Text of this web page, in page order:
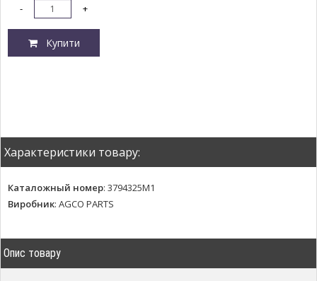
- +
Купити
Характеристики товару:
Каталожный номер: 3794325M1
Виробник: AGCO PARTS
Опис товару